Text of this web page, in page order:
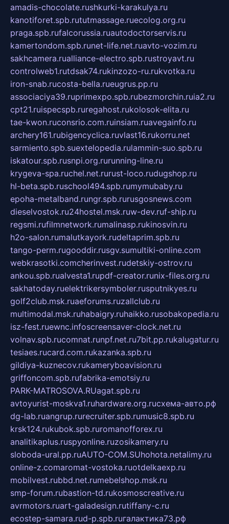
amadis-chocolate.rushkurki-karakulya.ru
kanotiforet.spb.rututmassage.ruecolog.org.ru
praga.spb.rufalcorussia.ruautodoctorservis.ru
kamertondom.spb.runet-life.net.ruavto-vozim.ru
sakhcamera.rualliance-electro.spb.rustroyavt.ru
controlweb1.rutdsak74.rukinzozo-ru.rukvotka.ru
iron-snab.rucosta-bella.rueugrus.pp.ru
associaciya39.ruprimexpo.spb.rubezmorchin.ruia2.ru
cpt21.ruispecspb.ruregahost.rukolosok-elita.ru
tae-kwon.ruconsrio.com.ruinsiam.ruavegainfo.ru
archery161.rubigencyclica.ruvlast16.rukorru.net
sarmiento.spb.suextelopedia.rulammin-suo.spb.ru
iskatour.spb.rusnpi.org.rurunning-line.ru
krygeva-spa.ruchel.net.rurust-loco.rudugshop.ru
hl-beta.spb.ruschool494.spb.rumymubaby.ru
epoha-metalband.rungr.spb.rurusgosnews.com
dieselvostok.ru24hostel.msk.ruw-dev.ruf-ship.ru
regsmi.rufilmnetwork.rumalinasp.rukinosvin.ru
h2o-salon.rumalutkayork.rudeltaprim.spb.ru
tango-perm.rugooddir.rusgv.sumultiki-online.com
webkrasotki.comcherinvest.rudetskiy-ostrov.ru
ankou.spb.rualvesta1.rupdf-creator.runix-files.org.ru
sakhatoday.ruelektrikersymboler.rusputnikyes.ru
golf2club.msk.ruaeforums.ruzallclub.ru
multimodal.msk.ruhabaigry.ruhaikko.rusobakopedia.ru
isz-fest.ruewnc.infoscreensaver-clock.net.ru
volnav.spb.rucomnat.runpf.net.ru7bit.pp.rukalugatur.ru
tesiaes.rucard.com.rukazanka.spb.ru
gildiya-kuznecov.rukameryboavision.ru
griffoncom.spb.rufabrika-emotsiy.ru
PARK-MATROSOVA.RUagat.spb.ru
avtoyurist-moskva1.ruhardware.org.ruсхема-авто.рф
dg-lab.ruangrup.rurecruiter.spb.rumusic8.spb.ru
krsk124.rukubok.spb.ruromanofforex.ru
analitikaplus.ruspyonline.ruzosikamery.ru
sloboda-ural.pp.ruAUTO-COM.SUhohota.netalimy.ru
online-z.comaromat-vostoka.ruotdelkaexp.ru
mobilvest.rubbd.net.rumebelshop.msk.ru
smp-forum.rubastion-td.rukosmoscreative.ru
avrmotors.ruart-galadesign.rutiffany-c.ru
ecostep-samara.rud-p.spb.ruгалактика73.рф